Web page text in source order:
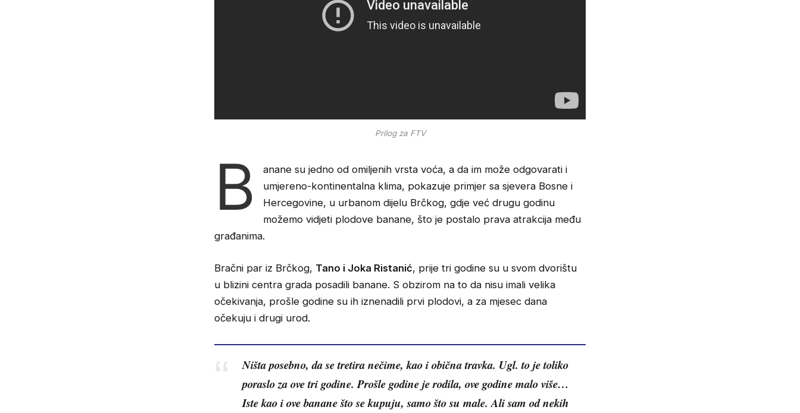
Prilog za FTV
B
anane su jedno od omiljenih vrsta voća, a da im može odgovarati i
umjereno-kontinentalna klima, pokazuje primjer sa sjevera Bosne i
Hercegovine, u urbanom dijelu Brčkog, gdje već drugu godinu
možemo vidjeti plodove banane, što je postalo prava atrakcija među
građanima.
Bračni par iz Brčkog, Tano i Joka Ristanić, prije tri godine su u svom dvorištu
u blizini centra grada posadili banane. S obzirom na to da nisu imali velika
očekivanja, prošle godine su ih iznenadili prvi plodovi, a za mjesec dana
očekuju i drugi urod.
Ništa posebno, da se tretira nečime, kao i obična travka. Ugl. to je toliko
poraslo za ove tri godine. Prošle godine je rodila, ove godine malo više…
Iste kao i ove banane što se kupuju, samo što su male. Ali sam od nekih